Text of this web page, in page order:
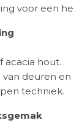
voor een
acacia hout.
deuren en
techniek.